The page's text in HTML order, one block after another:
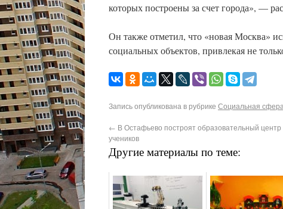
которых построены за счет города», —
Он также отметил, что «новая Москва»
социальных объектов, привлекая не
Запись опубликована в рубрике Социальная сфера
← В Остафьево построят образовательный центр
учеников
Другие материалы по теме: